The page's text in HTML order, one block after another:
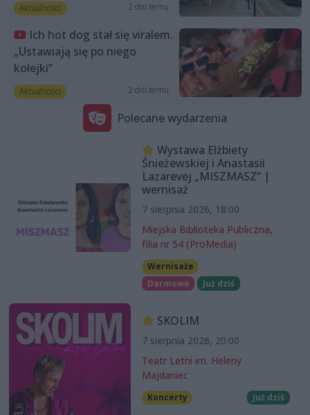
Aktualności 2 dni temu
Ich hot dog stał się viralem.
„Ustawiają się po niego
kolejki”
Aktualności 2 dni temu
Polecane wydarzenia
Wystawa Elżbiety
Śnieżewskiej i Anastasii
Lazarevej „MISZMASZ” |
wernisaż
7 sierpnia 2026, 18:00
Miejska Biblioteka Publiczna,
filia nr 54 (ProMedia)
Wernisaże
Darmowe
Już dziś
SKOLIM
7 sierpnia 2026, 20:00
Teatr Letni im. Heleny
Majdaniec
Koncerty Już dziś